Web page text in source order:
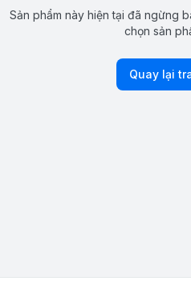
Sản phẩm này hiện tại đã ngừng
chọn sản
Quay lại